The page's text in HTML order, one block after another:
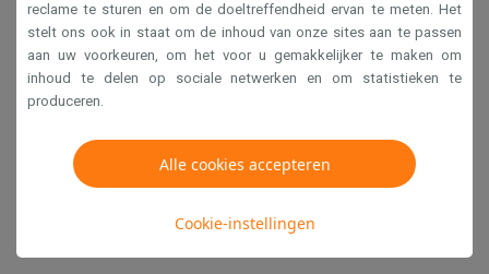
reclame te sturen en om de doeltreffendheid ervan te meten. Het
stelt ons ook in staat om de inhoud van onze sites aan te passen
aan uw voorkeuren, om het voor u gemakkelijker te maken om
inhoud te delen op sociale netwerken en om statistieken te
produceren.
Alle cookies accepteren
Cookie-instellingen